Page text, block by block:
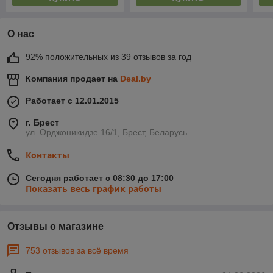
О нас
92% положительных из 39 отзывов за год
Компания продает на Deal.by
Работает с 12.01.2015
г. Брест
ул. Орджоникидзе 16/1, Брест, Беларусь
Контакты
Сегодня работает с 08:30 до 17:00
Показать весь график работы
Отзывы о магазине
753 отзывов за всё время